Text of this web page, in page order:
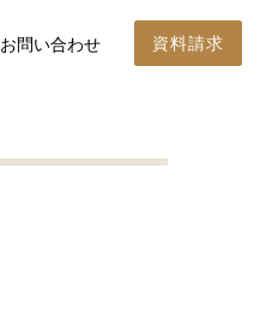
お問い合わせ 資料請求